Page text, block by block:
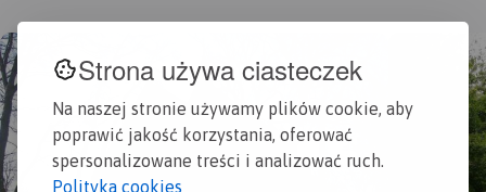
Strona używa ciasteczek
Na naszej stronie używamy plików cookie, aby
poprawić jakość korzystania, oferować
spersonalizowane treści i analizować ruch.
Polityka cookies